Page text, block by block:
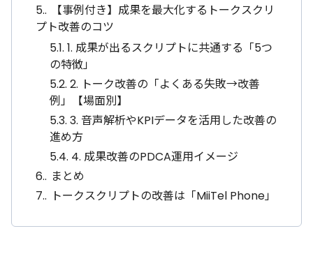
5.
【事例付き】成果を最大化するトークスクリ
プト改善のコツ
5.1. 1. 成果が出るスクリプトに共通する「5つ
の特徴」
5.2. 2. トーク改善の「よくある失敗→改善
例」【場面別】
5.3. 3. 音声解析やKPIデータを活用した改善の
進め方
5.4. 4. 成果改善のPDCA運用イメージ
6. まとめ
7.
トークスクリプトの改善は「MiiTel Phone」